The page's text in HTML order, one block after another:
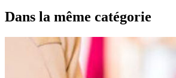
Dans la même catégorie